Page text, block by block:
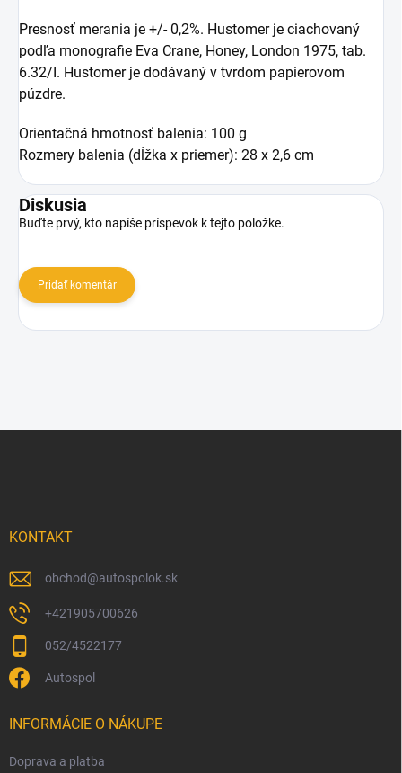
Presnosť merania je +/- 0,2%. Hustomer je ciachovaný
podľa monografie Eva Crane, Honey, London 1975, tab.
6.32/I. Hustomer je dodávaný v tvrdom papierovom
púzdre.
Orientačná hmotnosť balenia: 100 g
Rozmery balenia (dĺžka x priemer): 28 x 2,6 cm
Diskusia
Buďte prvý, kto napíše príspevok k tejto položke.
Pridať komentár
KONTAKT
obchod@autospolok.sk
+421905700626
052/4522177
Autospol
INFORMÁCIE O NÁKUPE
Doprava a platba